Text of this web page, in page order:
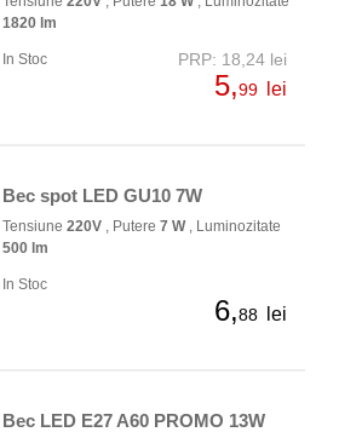
1820 lm
In Stoc PRP: 18,24 lei
5,99 lei
Bec spot LED GU10 7W
Tensiune 220V , Putere 7 W, Luminozitate
500 lm
In Stoc
6,88 lei
Bec LED E27 A60 PROMO 13W